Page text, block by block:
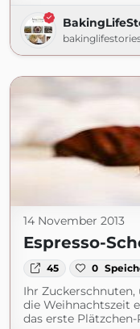
14 November 2013
Espresso-
45 0
Ihr
die Weihnachtszeit
das erste